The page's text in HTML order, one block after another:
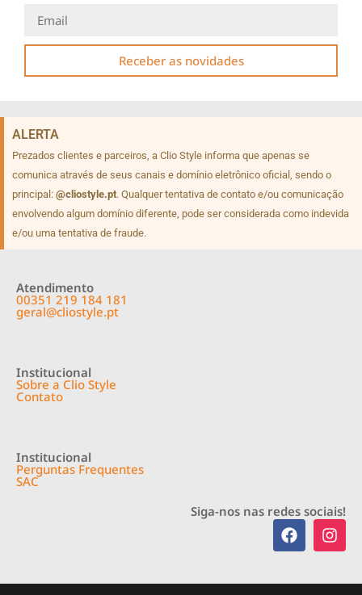
Receber as novidades
ALERTA
Prezados clientes e parceiros, a Clio Style informa que apenas se
comunica através de seus canais e domínio eletrônico oficial, sendo o
principal: @cliostyle.pt. Qualquer tentativa de contato e/ou comunicação
envolvendo algum domínio diferente, pode ser considerada como indevida
e/ou uma tentativa de fraude.
Atendimento
00351 219 184 181
geral@cliostyle.pt
Institucional
Sobre a Clio Style
Contato
Institucional
Perguntas Frequentes
SAC
Siga-nos nas redes sociais!